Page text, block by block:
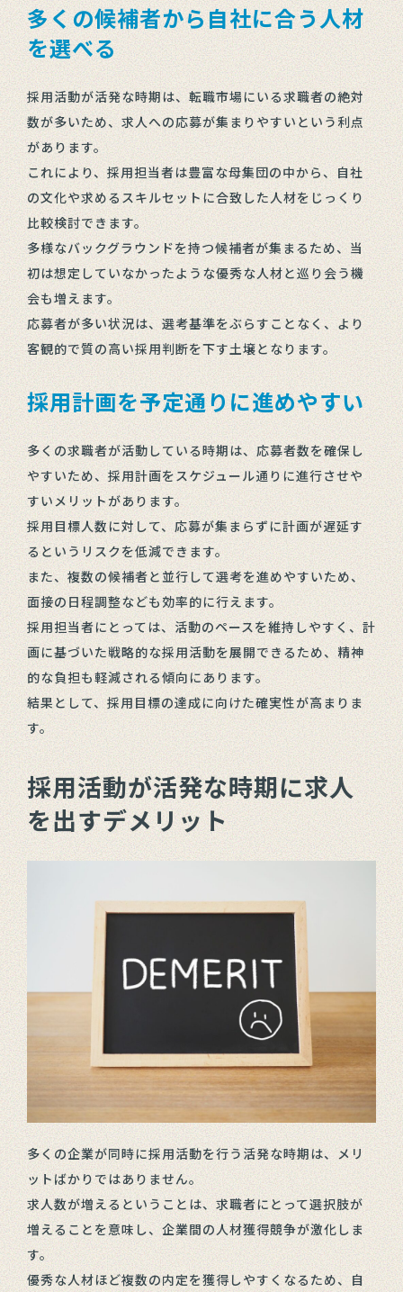
多くの候補者から自社に合う人材
を選べる
採用活動が活発な時期は、転職市場にいる求職者の絶対
数が多いため、求人への応募が集まりやすいという利点
があります。
これにより、採用担当者は豊富な母集団の中から、自社
の文化や求めるスキルセットに合致した人材をじっくり
比較検討できます。
多様なバックグラウンドを持つ候補者が集まるため、当
初は想定していなかったような優秀な人材と巡り会う機
会も増えます。
応募者が多い状況は、選考基準をぶらすことなく、より
客観的で質の高い採用判断を下す土壌となります。
採用計画を予定通りに進めやすい
多くの求職者が活動している時期は、応募者数を確保し
やすいため、採用計画をスケジュール通りに進行させや
すいメリットがあります。
採用目標人数に対して、応募が集まらずに計画が遅延す
るというリスクを低減できます。
また、複数の候補者と並行して選考を進めやすいため、
面接の日程調整なども効率的に行えます。
採用担当者にとっては、活動のペースを維持しやすく、計
画に基づいた戦略的な採用活動を展開できるため、精神
的な負担も軽減される傾向にあります。
結果として、採用目標の達成に向けた確実性が高まりま
す。
採用活動が活発な時期に求人
を出すデメリット
多くの企業が同時に採用活動を行う活発な時期は、メリ
ットばかりではありません。
求人数が増えるということは、求職者にとって選択肢が
増えることを意味し、企業間の人材獲得競争が激化しま
す。
優秀な人材ほど複数の内定を獲得しやすくなるため、自